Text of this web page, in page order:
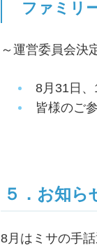
ファミリ
～運営委員会決
8月31日
皆様のご
５．お知ら
8月はミサの手話